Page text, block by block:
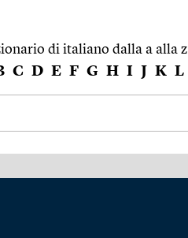
di italiano dalla a alla z
C D E F G H I J K L